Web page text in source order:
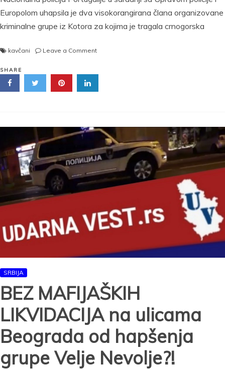
Europolom uhapsila je dva visokorangirana člana organizovane
kriminalne grupe iz Kotora za kojima je tragala crnogorska
kavčani Leave a Commenton
KLANA
Božović
„pali“
u
Portugalu!
SHARE
SRBIJA
BEZ MAFIJAŠKIH
LIKVIDACIJA na ulicama
Beograda od hapšenja
grupe Velje Nevolje?!